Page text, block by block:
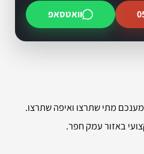
וואטסאפ
מתי שתרצו ואיפה שתרצו.
באזור עמק חפר.